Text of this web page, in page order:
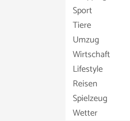
Sport
Tiere
Umzug
Wirtschaft
Lifestyle
Reisen
Spielzeug
Wetter